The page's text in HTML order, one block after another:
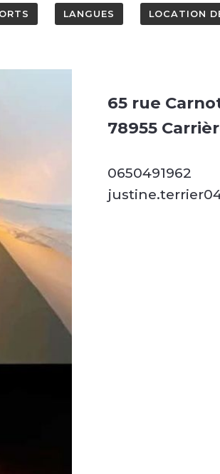
LANGUES LOCATION
65 rue
78955
0650491962